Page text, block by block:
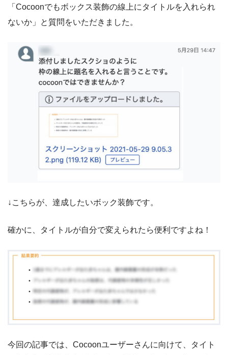
「Cocoonでもボックス装飾の線上にタイトルを入れられ
ないか」と質問をいただきました。
↓こちらが、達成したいボック装飾です。
確かに、タイトルが自分で変えられたら便利ですよね！
今回の記事では、Cocoonユーザーさんに向けて、タイト